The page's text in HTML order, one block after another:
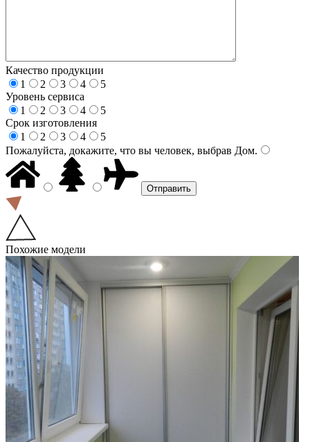
Качество продукции
1
2 3 4
5
Уровень сервиса
1
2 3 4
5
Срок изготовления
1
2 3 4
5
Пожалуйста, докажите, что вы человек, выбрав Дом.
Похожие модели